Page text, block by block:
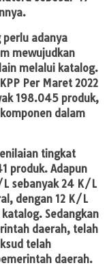
adanya
mewujudkan
melalui katalog.
Per Maret 2022
198.045 produk,
dalam
tingkat
produk. Adapun
sebanyak 24 K/L
dengan 12 K/L
Sedangkan
daerah, telah
telah
daerah.